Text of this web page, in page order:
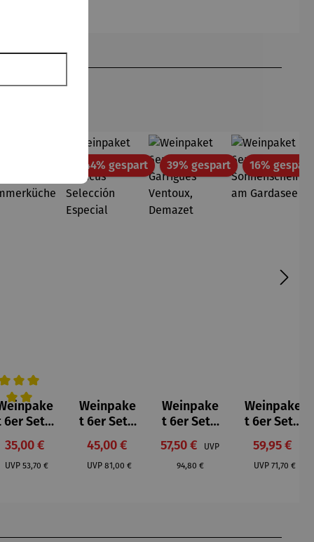
Rabatt
Bewertung von 5 von 5 Sternen
6er Set |
Klassiker
leichte
Sommerk
Verkaufspreis:
35,00 €
UVP Regulärer Preis:
53,70 €
44% gespartRabatt
Weinpake
t 6er Set |
Ophicus
Selección
Especial
Verkaufspreis:
45,00 €
UVP Regulärer Preis:
81,00 €
39% gespartRabatt
Weinpake
t 6er Set |
Roi des
Garrigues
Ventoux,
Verkaufspreis:
57,50 €
UVP
Regulärer Preis:
94,80 €
16% gespart
Weinpake
t 6er Set |
Sonnensc
hein am
Gardasee
59,95 €
UVP Regulärer
71,70 €